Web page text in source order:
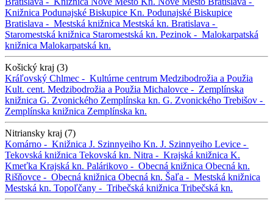
Knižnica Podunajské Biskupice Kn. Podunajské Biskupice
Bratislava - Mestská knižnica Mestská kn. Bratislava -
Staromestská knižnica Staromestská kn. Pezinok - Malokarpatská
knižnica Malokarpatská kn.
Košický kraj (3)
Kráľovský Chlmec - Kultúrne centrum Medzibodrožia a Použia
Kult. cent. Medzibodrožia a Použia Michalovce - Zemplínska
knižnica G. Zvonického Zemplínska kn. G. Zvonického Trebišov -
Zemplínska knižnica Zemplínska kn.
Nitriansky kraj (7)
Komárno - Knižnica J. Szinnyeiho Kn. J. Szinnyeiho Levice -
Tekovská knižnica Tekovská kn. Nitra - Krajská knižnica K.
Kmeťka Krajská kn. Palárikovo - Obecná knižnica Obecná kn.
Rišňovce - Obecná knižnica Obecná kn. Šaľa - Mestská knižnica
Mestská kn. Topoľčany - Tribečská knižnica Tribečská kn.